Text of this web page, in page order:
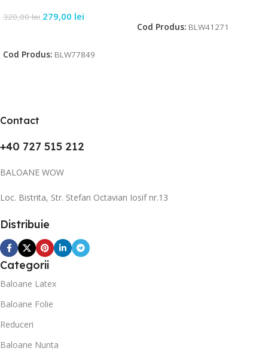
320,00lei 279,00 lei
Cod Produs: BLW77849
Cod Produs: BLW41271
Contact
+40 727 515 212
BALOANE WOW
Loc. Bistrita, Str. Stefan Octavian Iosif nr.13
Distribuie
Categorii
Baloane Latex
Baloane Folie
Reduceri
Baloane Nunta